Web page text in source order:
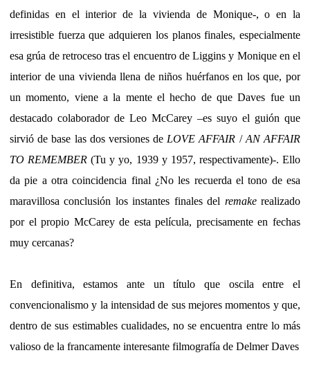
definidas en el interior de la vivienda de Monique-, o en la
irresistible fuerza que adquieren los planos finales, especialmente
esa grúa de retroceso tras el encuentro de Liggins y Monique en el
interior de una vivienda llena de niños huérfanos en los que, por
un momento, viene a la mente el hecho de que Daves fue un
destacado colaborador de Leo McCarey –es suyo el guión que
sirvió de base las dos versiones de LOVE AFFAIR / AN AFFAIR
TO REMEMBER (Tu y yo, 1939 y 1957, respectivamente)-. Ello
da pie a otra coincidencia final ¿No les recuerda el tono de esa
maravillosa conclusión los instantes finales del remakerealizado
por el propio McCarey de esta película, precisamente en fechas
muy cercanas?
En definitiva, estamos ante un título que oscila entre el
convencionalismo y la intensidad de sus mejores momentos y que,
dentro de sus estimables cualidades, no se encuentra entre lo más
valioso de la francamente interesante filmografía de Delmer Daves